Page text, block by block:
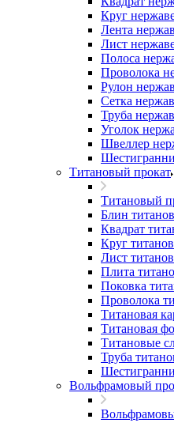
Круг
Лента
Лист
Полоса
Проволока
Рулон
Сетка
Труба
Уголок
Швеллер
Титановый прокат
Титановый
Блин
Квадрат
Круг
Лист
Плита
Поковка
Проволока
Титановая
Титановая
Титановые
Труба
Вольфрамовый